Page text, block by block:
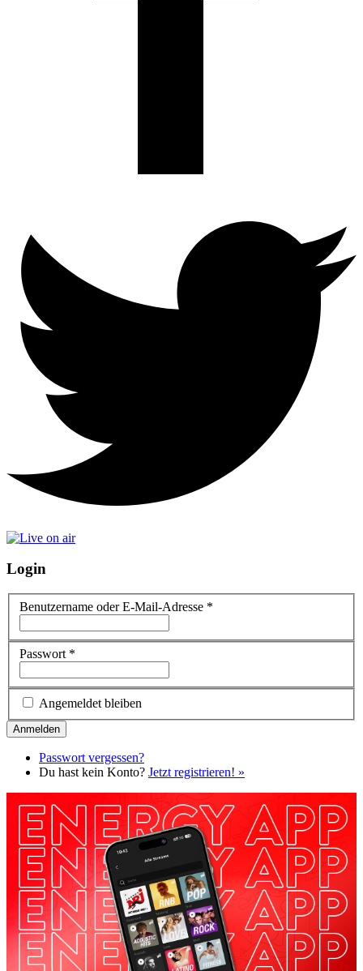
Login
Benutzername oder E-Mail-Adresse *
Passwort *
Angemeldet bleiben
Passwort vergessen?
Du hast kein Konto? Jetzt registrieren! »